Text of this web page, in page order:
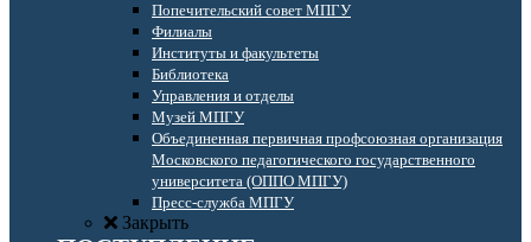
Попечительский совет МПГУ
Филиалы
Институты и факультеты
Библиотека
Управления и отделы
Музей МПГУ
Объединенная первичная профсоюзная организация
Московского педагогического государственного
университета (ОППО МПГУ)
Пресс-служба МПГУ
Закрыть